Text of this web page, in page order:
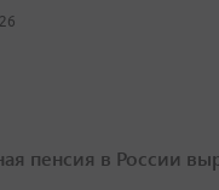
пенсия в России